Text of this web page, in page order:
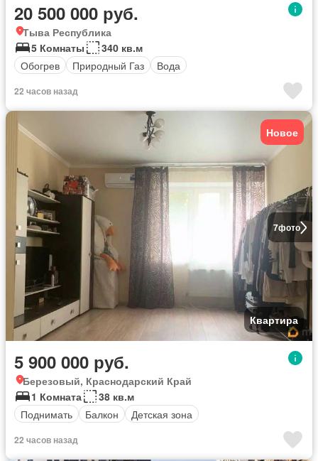
20 500 000 руб.
Тыва Республика
5 Комнаты
340 кв.м
Обогрев
Природный Газ Вода
22 часов назад
7фото
Новое
Квартира
5 900 000 руб.
Березовый, Краснодарский Край
1 Комната
38 кв.м
Поднимать
Балкон Детская зона
22 часов назад